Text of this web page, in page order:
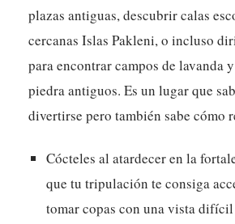
plazas antiguas, descubrir calas
cercanas Islas Pakleni, o incluso
para encontrar campos de lavanda
piedra antiguos. Es un lugar que
divertirse pero también sabe cómo
Cócteles al atardecer en la
que tu tripulación te consiga
tomar copas con una vista difícil